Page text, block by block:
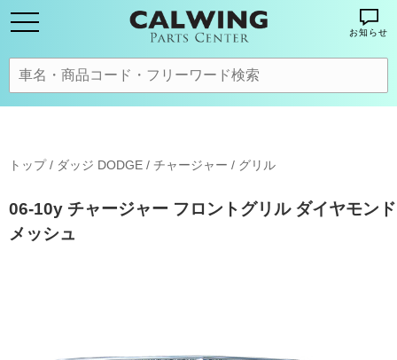
お知らせ
トップ/ ダッジ DODGE / チャージャー / グリル
06-10y チャージャー フロントグリル ダイヤモンド
メッシュ